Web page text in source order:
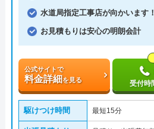
水道局指定工事店が向かいます！
お見積もりは安心の明朗会計
公式サイトで
料金詳細を見る 受付時
駆けつけ時間 最短15分